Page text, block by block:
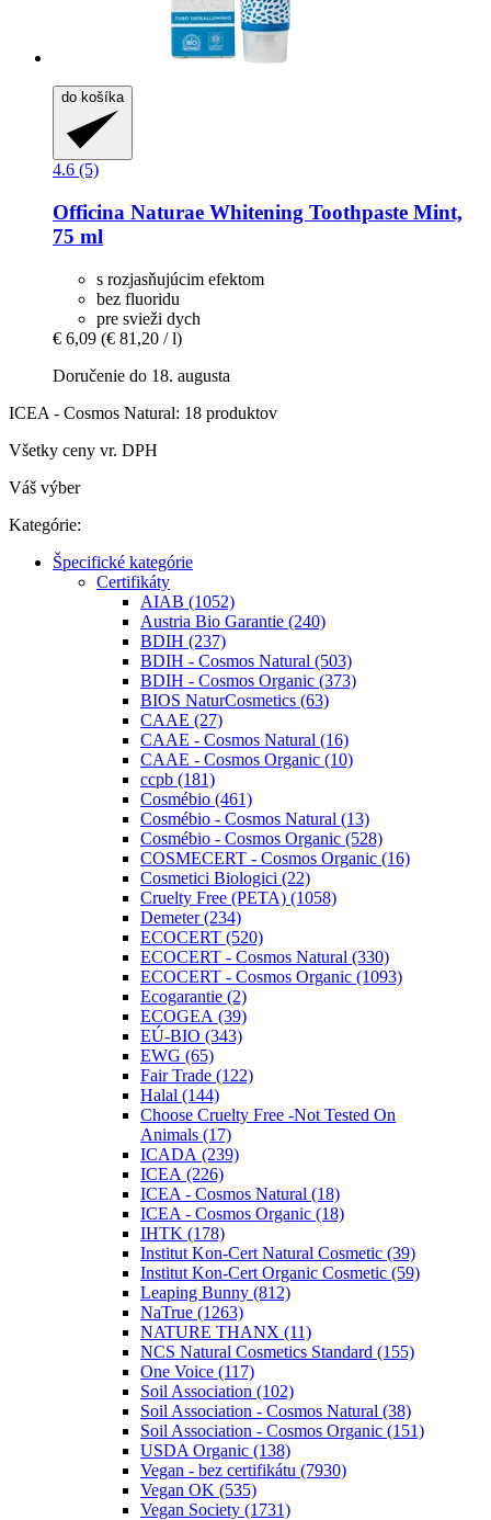
do košíka
4.6 (5)
Officina Naturae Whitening Toothpaste Mint,
75 ml
s rozjasňujúcim efektom
bez fluoridu
pre svieži dych
€ 6,09 (€ 81,20 / l)
Doručenie do 18. augusta
ICEA - Cosmos Natural: 18 produktov
Všetky ceny vr. DPH
Váš výber
Kategórie:
Špecifické kategórie
Certifikáty
AIAB (1052)
Austria Bio Garantie (240)
BDIH (237)
BDIH - Cosmos Natural (503)
BDIH - Cosmos Organic (373)
BIOS NaturCosmetics (63)
CAAE (27)
CAAE - Cosmos Natural (16)
CAAE - Cosmos Organic (10)
ccpb (181)
Cosmébio (461)
Cosmébio - Cosmos Natural (13)
Cosmébio - Cosmos Organic (528)
COSMECERT - Cosmos Organic (16)
Cosmetici Biologici (22)
Cruelty Free (PETA) (1058)
Demeter (234)
ECOCERT (520)
ECOCERT - Cosmos Natural (330)
ECOCERT - Cosmos Organic (1093)
Ecogarantie (2)
ECOGEA (39)
EÚ-BIO (343)
EWG (65)
Fair Trade (122)
Halal (144)
Choose Cruelty Free -Not Tested On
Animals (17)
ICADA (239)
ICEA (226)
ICEA - Cosmos Natural (18)
ICEA - Cosmos Organic (18)
IHTK (178)
Institut Kon-Cert Natural Cosmetic (39)
Institut Kon-Cert Organic Cosmetic (59)
Leaping Bunny (812)
NaTrue (1263)
NATURE THANX (11)
NCS Natural Cosmetics Standard (155)
One Voice (117)
Soil Association (102)
Soil Association - Cosmos Natural (38)
Soil Association - Cosmos Organic (151)
USDA Organic (138)
Vegan - bez certifikátu (7930)
Vegan OK (535)
Vegan Society (1731)